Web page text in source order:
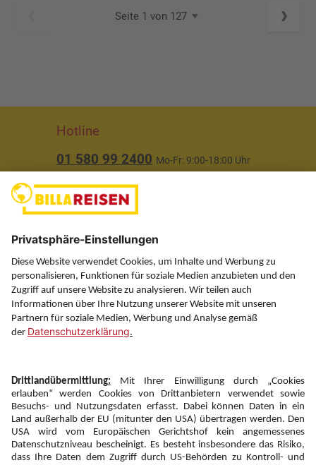
Seite 1 von 127
Hotline
01 580 99 2400 Mo-Fr: 9:00-18:00 Uhr
Über uns
Service
Information
Folgen Sie uns auf
Newsletter:
Anmelden